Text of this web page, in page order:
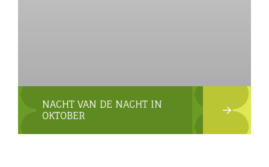
NACHT VAN DE NACHT IN
OKTOBER